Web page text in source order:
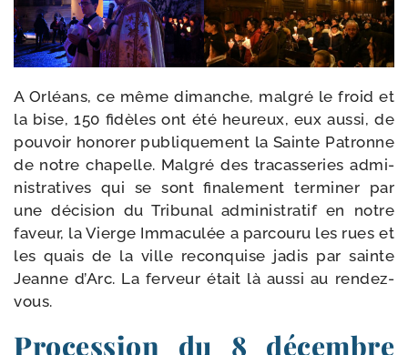
A Orléans, ce même dimanche, mal­gré le froid et
la bise, 150 fidèles ont été heu­reux, eux aus­si, de
pou­voir hono­rer publi­que­ment la Sainte Patronne
de notre cha­pelle. Malgré des tra­cas­se­ries admi­
nis­tra­tives qui se sont fina­le­ment ter­mi­ner par
une déci­sion du Tribunal admi­nis­tra­tif en notre
faveur, la Vierge Immaculée a par­cou­ru les rues et
les quais de la ville recon­quise jadis par sainte
Jeanne d’Arc. La fer­veur était là aus­si au rendez-
vous.
Procession du 8 décembre